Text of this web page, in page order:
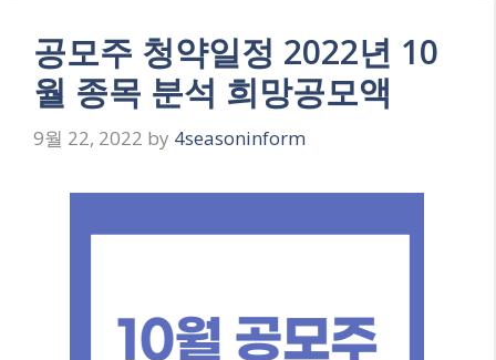
공모주 청약일정 2022년 10
월 종목 분석 희망공모액
9월 22, 2022 by 4seasoninform